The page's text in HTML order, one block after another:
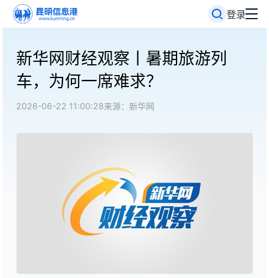
登录
新华网财经观察丨暑期旅游列
车，为何一席难求？
2026-06-22 11:00:28来源：新华网